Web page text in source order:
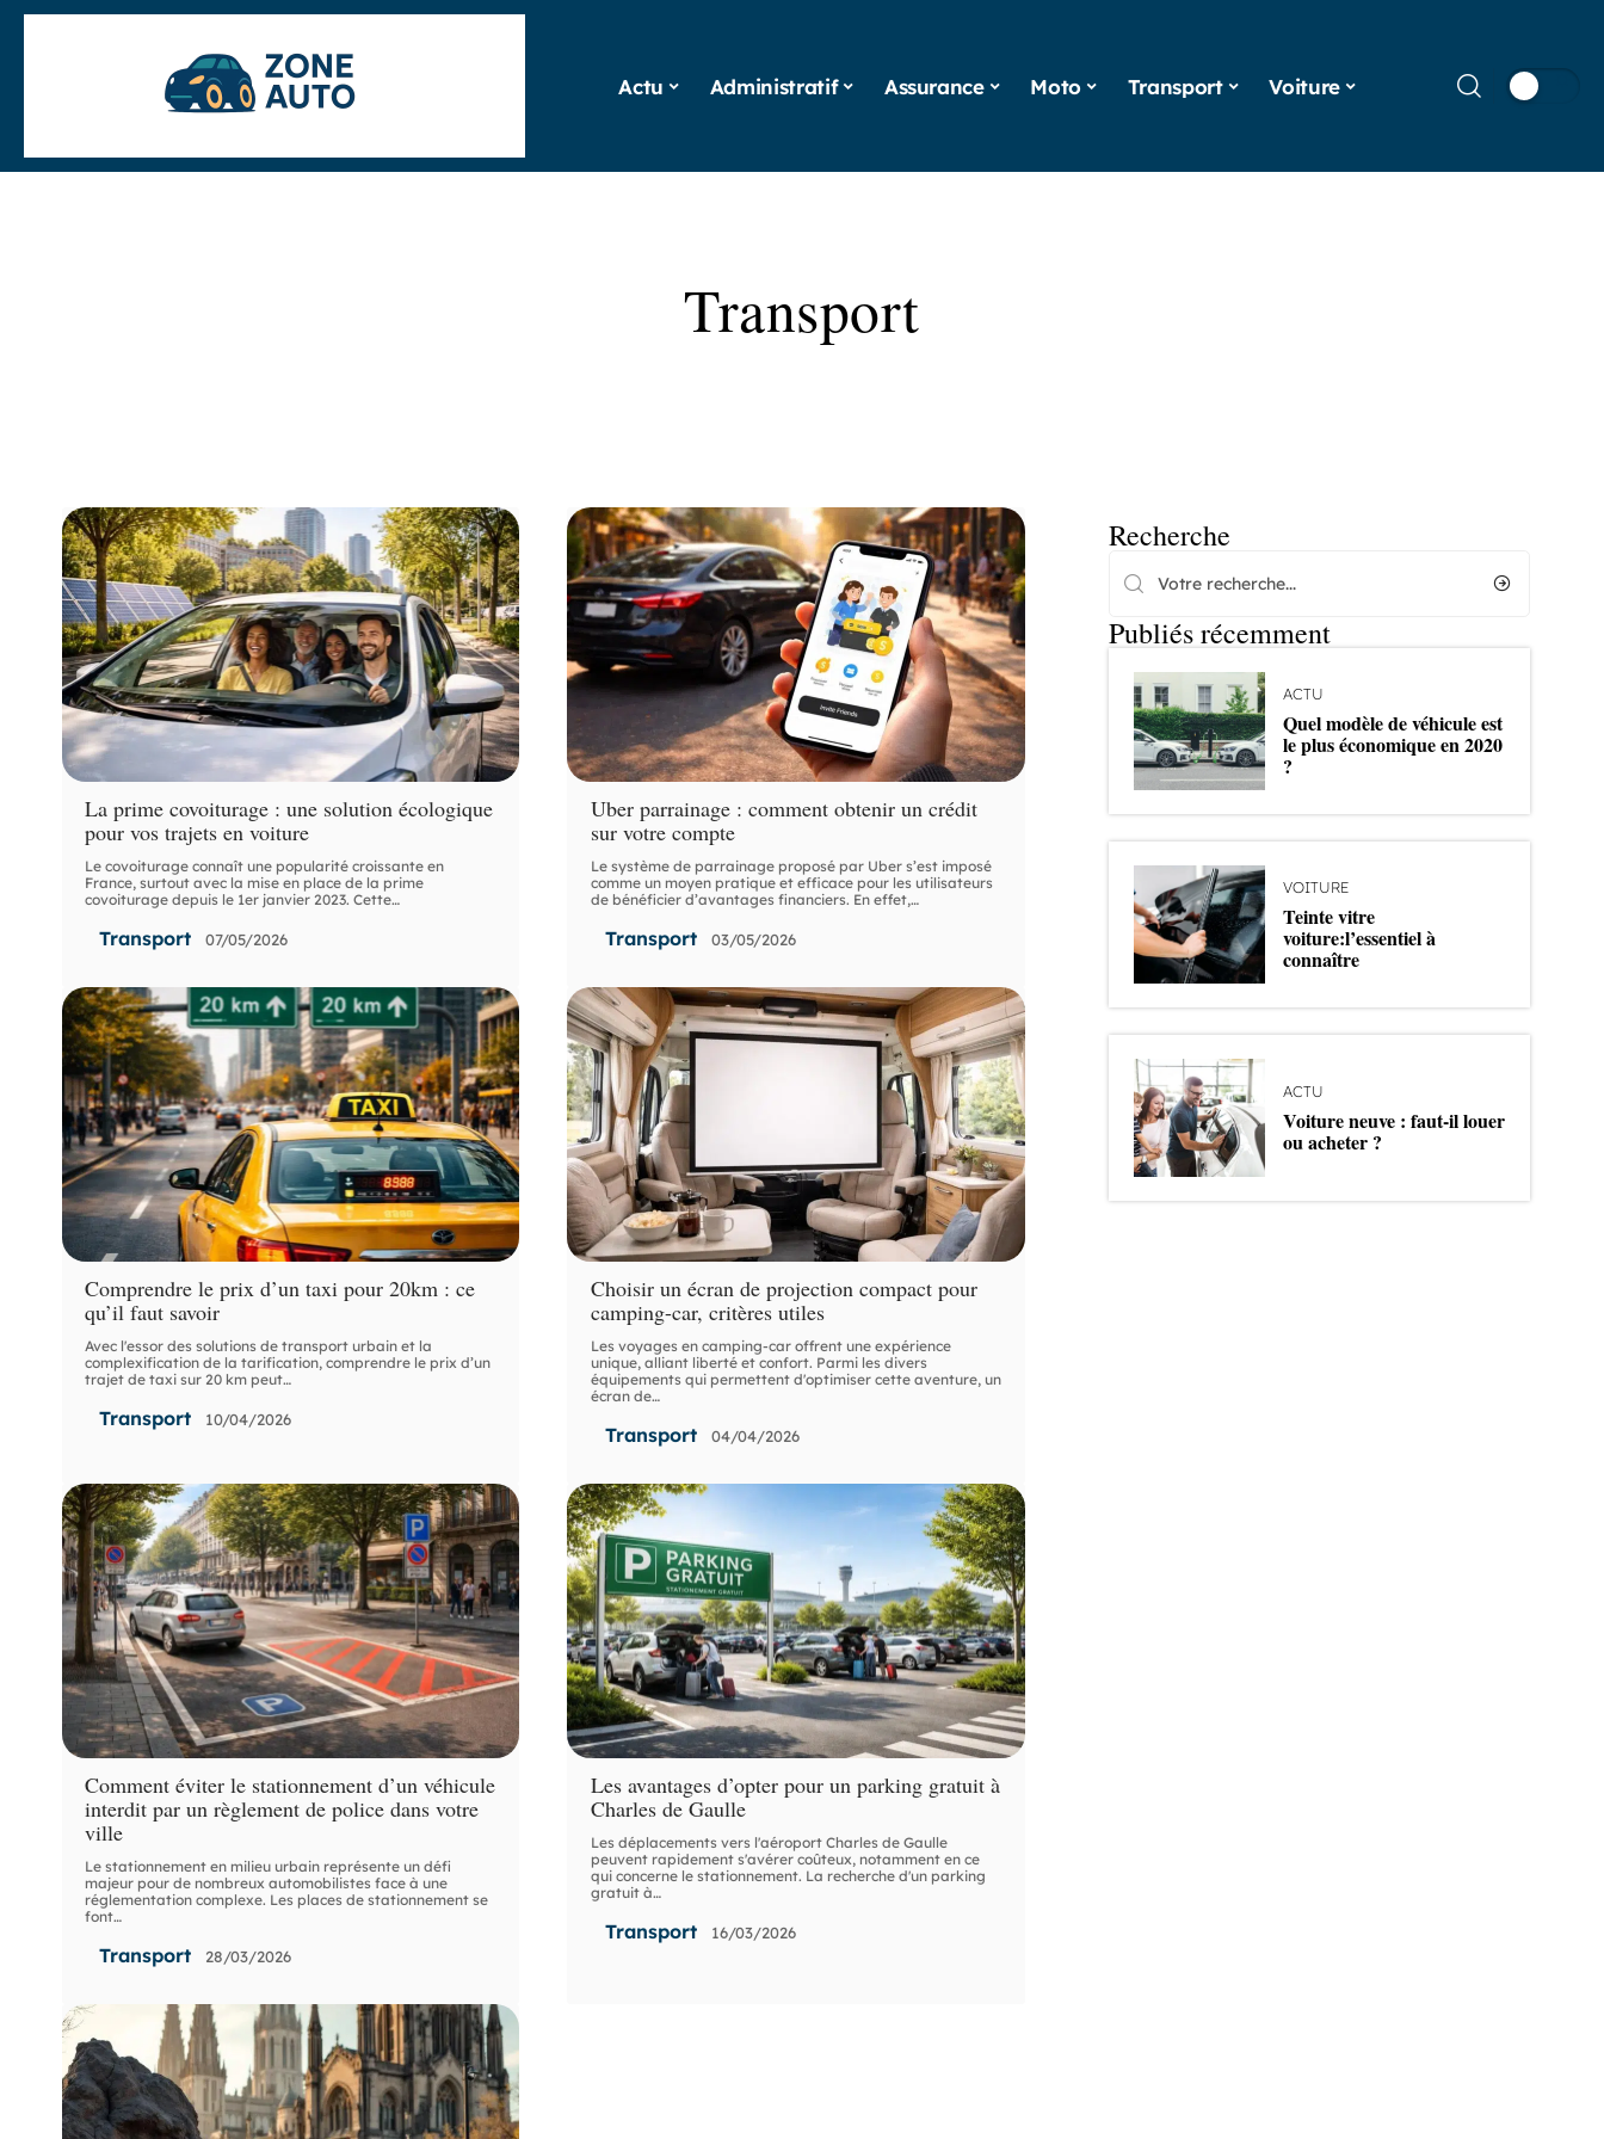
Actu Administratif Assurance Moto Transport Voiture
Transport
La prime covoiturage : une solution écologique
pour vos trajets en voiture
Le covoiturage connaît une popularité croissante en
France, surtout avec la mise en place de la prime
covoiturage depuis le 1er janvier 2023. Cette…
Transport 07/05/2026
Uber parrainage : comment obtenir un crédit
sur votre compte
Le système de parrainage proposé par Uber s’est imposé
comme un moyen pratique et efficace pour les utilisateurs
de bénéficier d’avantages financiers. En effet,…
Transport 03/05/2026
Comprendre le prix d’un taxi pour 20km : ce
qu’il faut savoir
Avec l'essor des solutions de transport urbain et la
complexification de la tarification, comprendre le prix d’un
trajet de taxi sur 20 km peut…
Transport 10/04/2026
Choisir un écran de projection compact pour
camping-car, critères utiles
Les voyages en camping-car offrent une expérience
unique, alliant liberté et confort. Parmi les divers
équipements qui permettent d'optimiser cette aventure, un
écran de…
Transport 04/04/2026
Comment éviter le stationnement d’un véhicule
interdit par un règlement de police dans votre
ville
Le stationnement en milieu urbain représente un défi
majeur pour de nombreux automobilistes face à une
réglementation complexe. Les places de stationnement se
font…
Transport 28/03/2026
Les avantages d’opter pour un parking gratuit à
Charles de Gaulle
Les déplacements vers l'aéroport Charles de Gaulle
peuvent rapidement s'avérer coûteux, notamment en ce
qui concerne le stationnement. La recherche d'un parking
gratuit à…
Transport 16/03/2026
Recherche
Publiés récemment
ACTU
Quel modèle de véhicule est
le plus économique en 2020
?
VOITURE
Teinte vitre
voiture:l’essentiel à
connaître
ACTU
Voiture neuve : faut-il louer
ou acheter ?